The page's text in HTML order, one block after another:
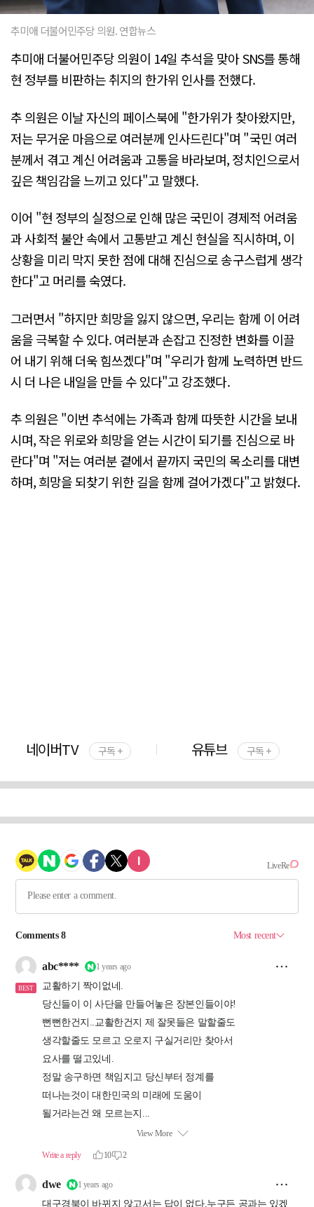
추미애 더불어민주당 의원. 연합뉴스
추미애 더불어민주당 의원이 14일 추석을 맞아 SNS를 통해
현 정부를 비판하는 취지의 한가위 인사를 전했다.
추 의원은 이날 자신의 페이스북에 "한가위가 찾아왔지만,
저는 무거운 마음으로 여러분께 인사드린다"며 "국민 여러
분께서 겪고 계신 어려움과 고통을 바라보며, 정치인으로서
깊은 책임감을 느끼고 있다"고 말했다.
이어 "현 정부의 실정으로 인해 많은 국민이 경제적 어려움
과 사회적 불안 속에서 고통받고 계신 현실을 직시하며, 이
상황을 미리 막지 못한 점에 대해 진심으로 송구스럽게 생각
한다"고 머리를 숙였다.
그러면서 "하지만 희망을 잃지 않으면, 우리는 함께 이 어려
움을 극복할 수 있다. 여러분과 손잡고 진정한 변화를 이끌
어 내기 위해 더욱 힘쓰겠다"며 "우리가 함께 노력하면 반드
시 더 나은 내일을 만들 수 있다"고 강조했다.
추 의원은 "이번 추석에는 가족과 함께 따뜻한 시간을 보내
시며, 작은 위로와 희망을 얻는 시간이 되기를 진심으로 바
란다"며 "저는 여러분 곁에서 끝까지 국민의 목소리를 대변
하며, 희망을 되찾기 위한 길을 함께 걸어가겠다"고 밝혔다.
네이버TV 구독 + 유튜브 구독 +